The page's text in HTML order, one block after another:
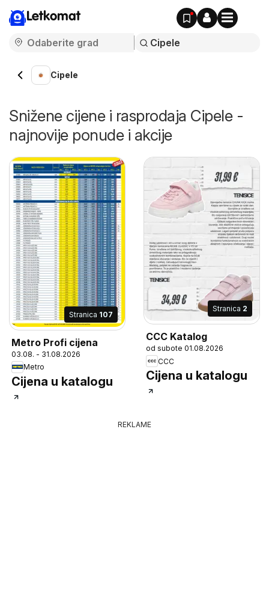
Letkomat
Cipele
Snižene cijene i rasprodaja Cipele -
najnovije ponude i akcije
Stranica 107
Metro Profi cijena
03.08. - 31.08.2026
Metro
Cijena u katalogu
Stranica 2
CCC Katalog
od subote 01.08.2026
CCC
Cijena u katalogu
REKLAME